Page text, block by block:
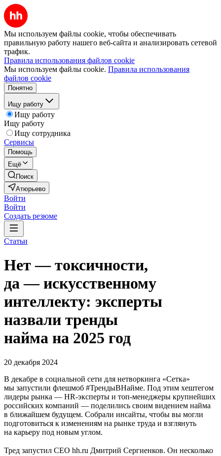
Мы используем файлы cookie, чтобы обеспечивать
правильную работу нашего веб-сайта и анализировать сетевой
трафик.
Правила использования файлов cookie
Мы используем файлы cookie. Правила использования
файлов cookie
Понятно
Ищу работу
Ищу работу
Ищу работу
Ищу сотрудника
Сервисы
Помощь
Ещё
Поиск
Атюрьево
Войти
Войти
Создать резюме
Статьи
Нет — токсичности,
да — искусственному
интеллекту: эксперты
назвали тренды
найма на 2025 год
20 декабря 2024
В декабре в социальной сети для нетворкинга «Сетка»
мы запустили флешмоб #ТрендыВНайме. Под этим хештегом
лидеры рынка — HR-эксперты и топ-менеджеры крупнейших
российских компаний — поделились своим видением найма
в ближайшем будущем. Собрали инсайты, чтобы вы могли
подготовиться к изменениям на рынке труда и взглянуть
на карьеру под новым углом.
Тред запустил CEO hh.ru Дмитрий Сергиенков. Он несколько